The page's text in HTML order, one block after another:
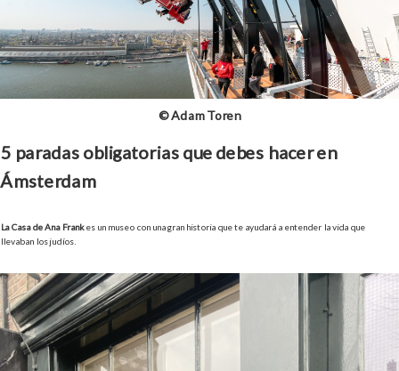
© Adam Toren
5 paradas obligatorias que debes hacer en
Ámsterdam
La Casa de Ana Frankes un museo con una gran historia que te ayudará a entender la vida que
llevaban los judíos.